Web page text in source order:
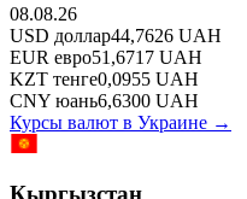
08.08.26
USD доллар44,7626 UAH
EUR евро51,6717 UAH
KZT тенге0,0955 UAH
CNY юань6,6300 UAH
Курсы валют в Украине →
Кыргызстан